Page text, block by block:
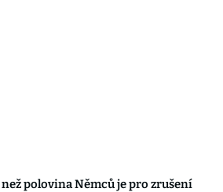
polovina Němců je pro zrušení